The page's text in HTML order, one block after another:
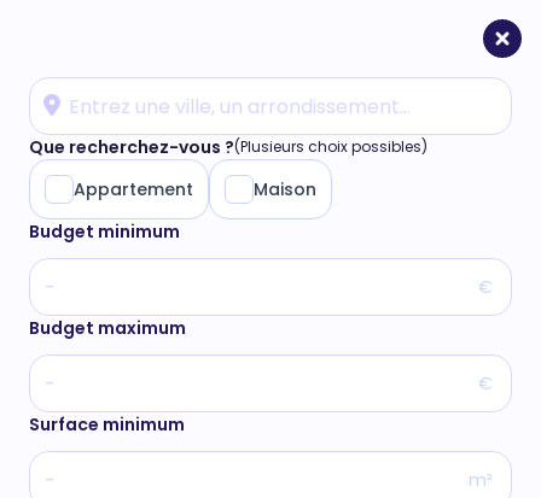
Que recherchez-vous ?(Plusieurs choix possibles)
Appartement
Maison
Budget minimum
€
Budget maximum
€
Surface minimum
m²